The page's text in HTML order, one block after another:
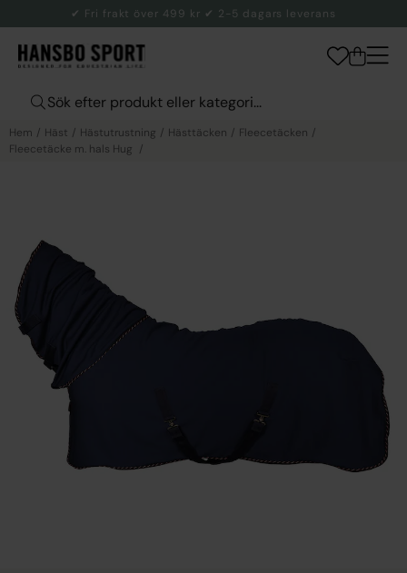
✔ Fri frakt över 499 kr ✔ 2-5 dagars leverans
Hem Häst Hästutrustning Hästtäcken
Fleecetäcken
Fleecetäcke m. hals Hug